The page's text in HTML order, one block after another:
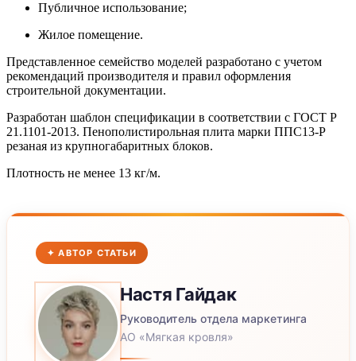
Публичное использование;
Жилое помещение.
Представленное семейство моделей разработано с учетом
рекомендаций производителя и правил оформления
строительной документации.
Разработан шаблон спецификации в соответствии с ГОСТ Р
21.1101-2013. Пенополистирольная плита марки ППС13-Р
резаная из крупногабаритных блоков.
Плотность не менее 13 кг/м.
✦ АВТОР СТАТЬИ
Настя Гайдак
Руководитель отдела маркетинга
АО «Мягкая кровля»